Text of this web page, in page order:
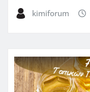
kimiforum